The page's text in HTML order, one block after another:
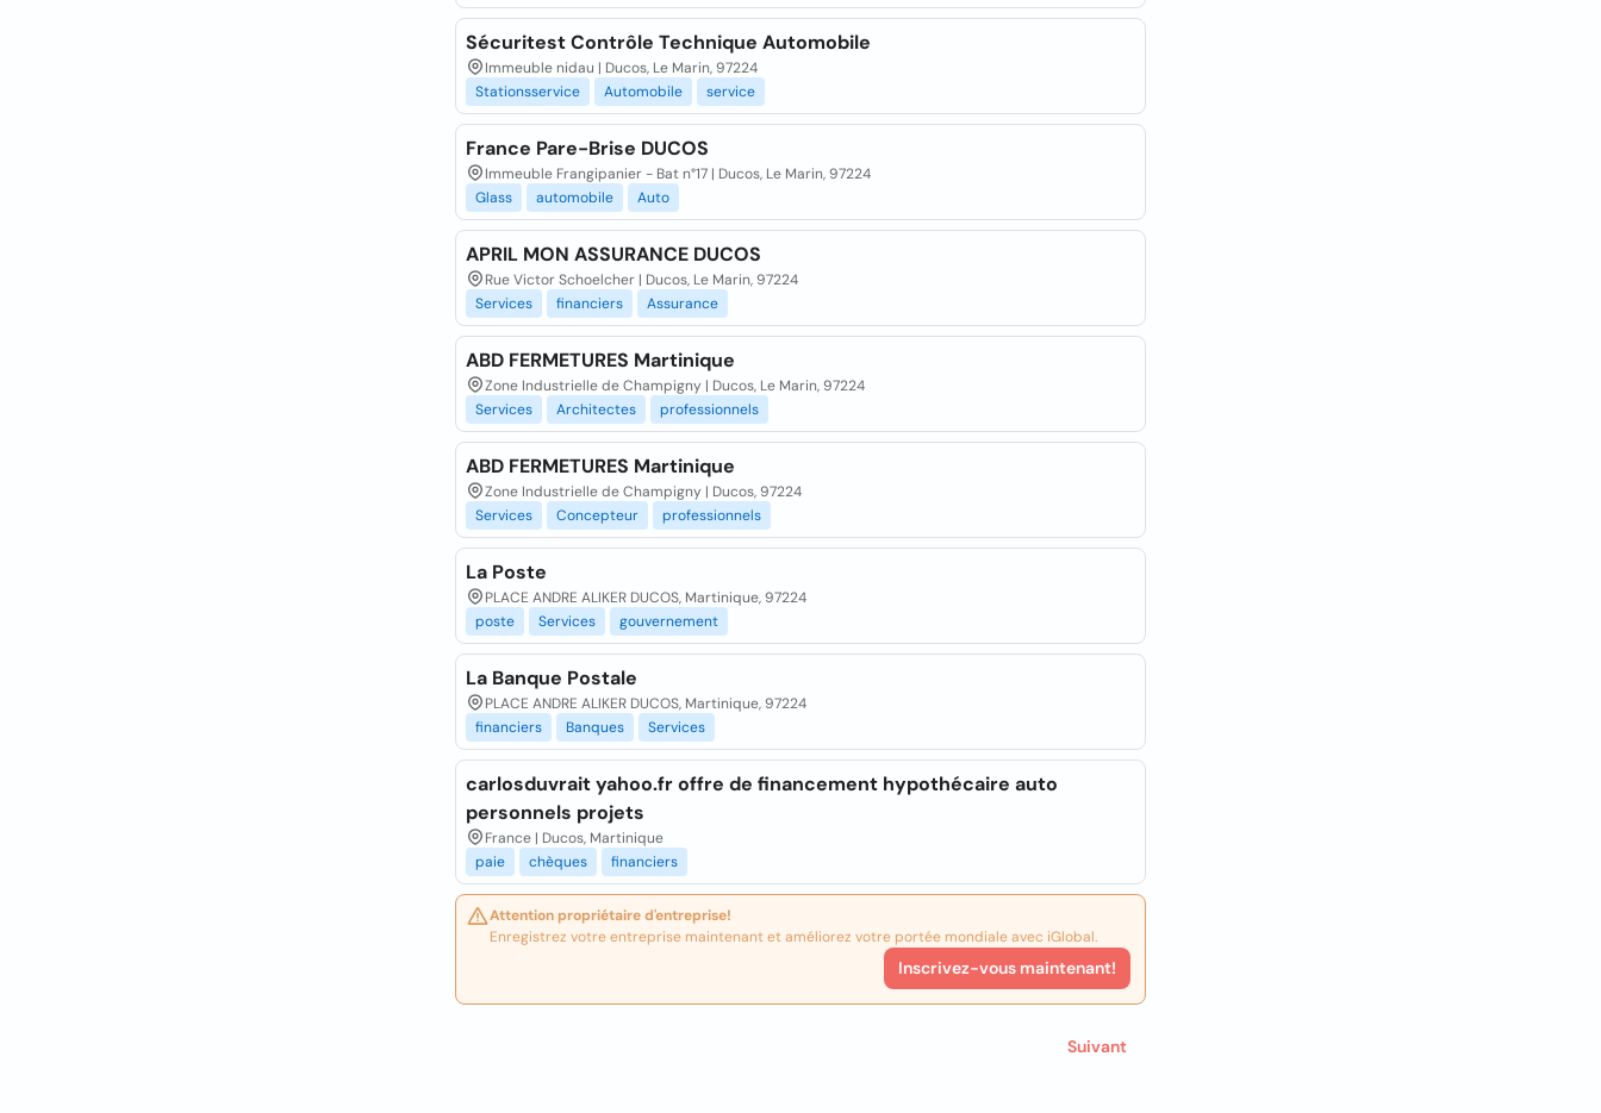
Sécuritest Contrôle Technique Automobile
Immeuble nidau | Ducos, Le Marin, 97224
Stationsservice
Automobile service
France Pare-Brise DUCOS
Immeuble Frangipanier - Bat n°17 | Ducos, Le Marin, 97224
Glass
automobile Auto
APRIL MON ASSURANCE DUCOS
Rue Victor Schoelcher | Ducos, Le Marin, 97224
Services
financiers Assurance
ABD FERMETURES Martinique
Zone Industrielle de Champigny | Ducos, Le Marin, 97224
Services
Architectes professionnels
ABD FERMETURES Martinique
Zone Industrielle de Champigny | Ducos, 97224
Services
Concepteur professionnels
La Poste
PLACE ANDRE ALIKER DUCOS, Martinique, 97224
poste
Services gouvernement
La Banque Postale
PLACE ANDRE ALIKER DUCOS, Martinique, 97224
financiers
Banques Services
carlosduvrait yahoo.fr offre de financement hypothécaire auto
personnels projets
France | Ducos, Martinique
paie
chèques financiers
Attention propriétaire d'entreprise!
Enregistrez votre entreprise maintenant et améliorez votre portée mondiale avec iGlobal.
Inscrivez-vous maintenant!
Suivant